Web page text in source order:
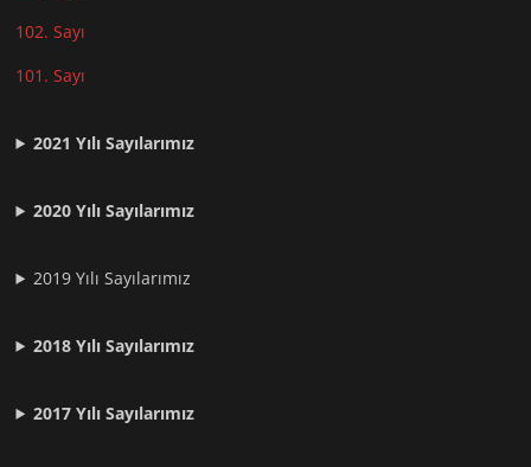
102. Sayı
101. Sayı
2021 Yılı Sayılarımız
2020 Yılı Sayılarımız
2019 Yılı Sayılarımız
2018 Yılı Sayılarımız
2017 Yılı Sayılarımız